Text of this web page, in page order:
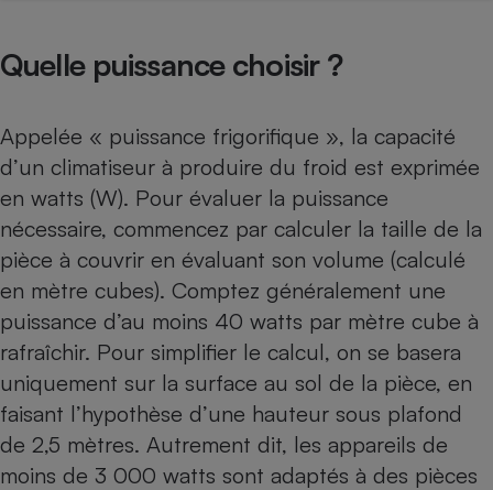
Quelle puissance choisir ?
Appelée « puissance frigorifique », la capacité
d’un climatiseur à produire du froid est exprimée
en watts (W). Pour évaluer la puissance
nécessaire, commencez par calculer la taille de la
pièce à couvrir en évaluant son volume (calculé
en mètre cubes). Comptez généralement une
puissance d’au moins 40 watts par mètre cube à
rafraîchir. Pour simplifier le calcul, on se basera
uniquement sur la surface au sol de la pièce, en
faisant l’hypothèse d’une hauteur sous plafond
de 2,5 mètres. Autrement dit, les appareils de
moins de 3 000 watts sont adaptés à des pièces